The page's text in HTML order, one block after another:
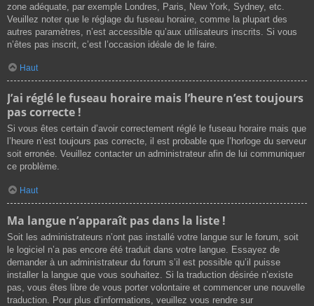
zone adéquate, par exemple Londres, Paris, New York, Sydney, etc.
Veuillez noter que le réglage du fuseau horaire, comme la plupart des
autres paramètres, n’est accessible qu’aux utilisateurs inscrits. Si vous
n’êtes pas inscrit, c’est l’occasion idéale de le faire.
Haut
J’ai réglé le fuseau horaire mais l’heure n’est toujours
pas correcte !
Si vous êtes certain d’avoir correctement réglé le fuseau horaire mais que
l’heure n’est toujours pas correcte, il est probable que l’horloge du serveur
soit erronée. Veuillez contacter un administrateur afin de lui communiquer
ce problème.
Haut
Ma langue n’apparaît pas dans la liste !
Soit les administrateurs n’ont pas installé votre langue sur le forum, soit
le logiciel n’a pas encore été traduit dans votre langue. Essayez de
demander à un administrateur du forum s’il est possible qu’il puisse
installer la langue que vous souhaitez. Si la traduction désirée n’existe
pas, vous êtes libre de vous porter volontaire et commencer une nouvelle
traduction. Pour plus d’informations, veuillez vous rendre sur